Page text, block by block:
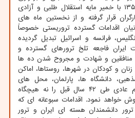
حکومت اسلامی در سال ۱۳۵۷ با خمیر مایه استقلال طلبی و آزادی
قرار گرفته و از نخستین ماه های
اقدامات گسترده تروریستی خصوصاً
فرانسه و اسرائیل تبدیل گردیده
فاجعه تلخ ترورهای گسترده و
منافقین و شهادت و مجروح شدن ده ها
و کودکان در شهرها، روستاها، اماکن
دانشگاه ها، پارلمان، محل های
زندگی و کسب و کار مردم عادی طی ۴۲ سال قبل را نه هیچگاه
خواهد نمود. اقدامات سبوعانه ای که
دانشمندان هسته ای ایران و ترور